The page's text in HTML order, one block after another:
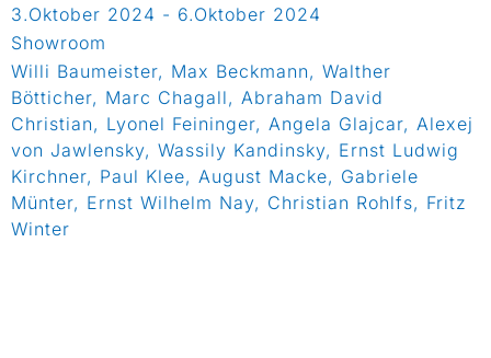
3.Oktober 2024 - 6.Oktober 2024
Showroom
Willi Baumeister, Max Beckmann, Walther
Bötticher, Marc Chagall, Abraham David
Christian, Lyonel Feininger, Angela Glajcar, Alexej
von Jawlensky, Wassily Kandinsky, Ernst Ludwig
Kirchner, Paul Klee, August Macke, Gabriele
Münter, Ernst Wilhelm Nay, Christian Rohlfs, Fritz
Winter